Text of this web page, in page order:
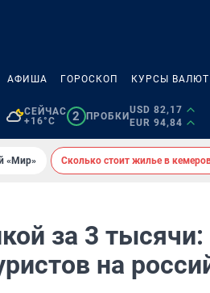
АФИША ГОРОСКОП КУРСЫ ВАЛЮТ
СЕЙЧАС
+16°C
2 ПРОБКИ
USD 82,17
EUR 94,84
«Мир» Сколько стоит жилье в
за 3 тысячи:
на